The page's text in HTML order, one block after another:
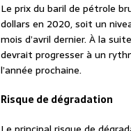
Le prix du baril de pétrole
dollars en 2020, soit un
mois d’avril dernier. À la
devrait progresser à un
l’année prochaine.
Risque de dégradation